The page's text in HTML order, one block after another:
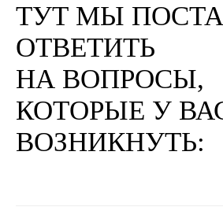
ТУТ МЫ
ОТВЕТИТЬ
НА ВОПРОСЫ,
КОТОРЫЕ У
ВОЗНИКНУТЬ: